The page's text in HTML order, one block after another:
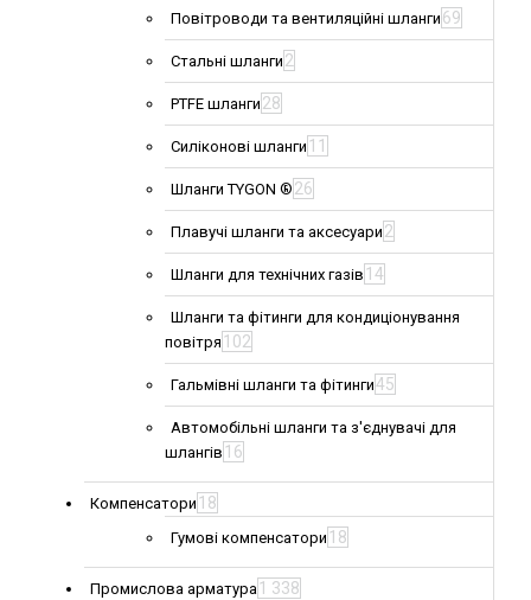
Повітроводи та вентиляційні шланги 69
Стальні шланги 2
PTFE шланги 28
Силіконові шланги 11
Шланги TYGON ® 26
Плавучі шланги та аксесуари 2
Шланги для технічних газів 14
Шланги та фітинги для кондиціонування
повітря 102
Гальмівні шланги та фітинги45
Автомобільні шланги та з'єднувачі для
шлангів 16
Компенсатори 18
Гумові компенсатори 18
Промислова арматура 1 338